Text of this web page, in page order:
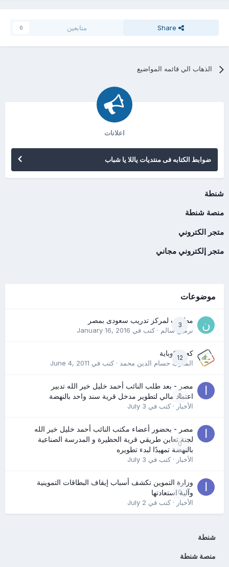
Share متابعين 0
الذهاب الي قائمه المواضيع
اعلانات
ضوابط الكتابه فى منتديات ياللا يا شباب
شنطة
منصة شنطة
متجر الكتروني
متجر إلكتروني مجاني
موضوعات
3
مطلوب لمركز تدريب سعودى بمصر
نرمين سالم· كتب في January 16, 2016
12
كعب كوباية
المدرب حسام الدين محمد· كتب في June 4, 2011
0
مصر - بعد طلب النائب أحمد خليل خير الله تدبير
اعتماد مالي لتطوير مدخل قرية سند واحد بالنهضة
الأخبار· كتب في July 3
0
مصر - بحضور أعضاء مكتب النائب أحمد خليل خير الله
لجنة تعاين طريقي قرية الحظيرة و المدرسة الصناعية
بالنهضة تمهيدًا لبدء تطويره
الأخبار· كتب في July 3
0
وزارة التموين تكشف أسباب إيقاف البطاقات التموينية
وآلية استعادتها
الأخبار· كتب في July 2
شنطة
منصة شنطة